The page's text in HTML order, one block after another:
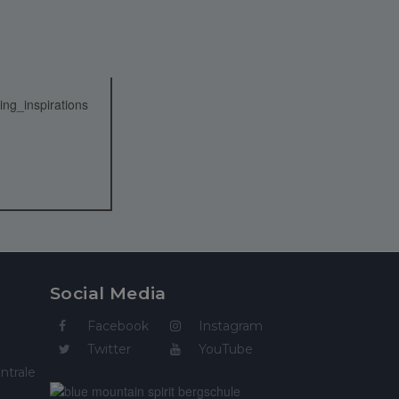
Social Media
Facebook
Twitter
Instagram
YouTube